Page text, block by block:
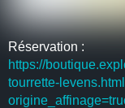
Réservation :
https://
tourrette-